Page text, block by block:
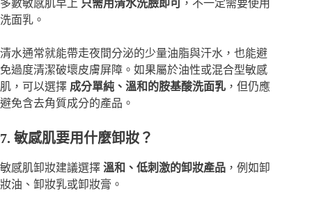
多數敏感肌早上 只需用清水洗臉即可 ，不一定需要使用
洗面乳。
清水通常就能帶走夜間分泌的少量油脂與汗水，也能避
免過度清潔破壞皮膚屏障。如果屬於油性或混合型敏感
肌，可以選擇 成分單純、溫和的胺基酸洗面乳 ，但仍應
避免含去角質成分的產品。
7. 敏感肌要用什麼卸妝？
敏感肌卸妝建議選擇 溫和、低刺激的卸妝產品 ，例如卸
妝油、卸妝乳或卸妝膏。